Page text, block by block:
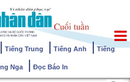
Tiếng Trung Tiếng Anh Tiếng
Nga Đọc Báo In